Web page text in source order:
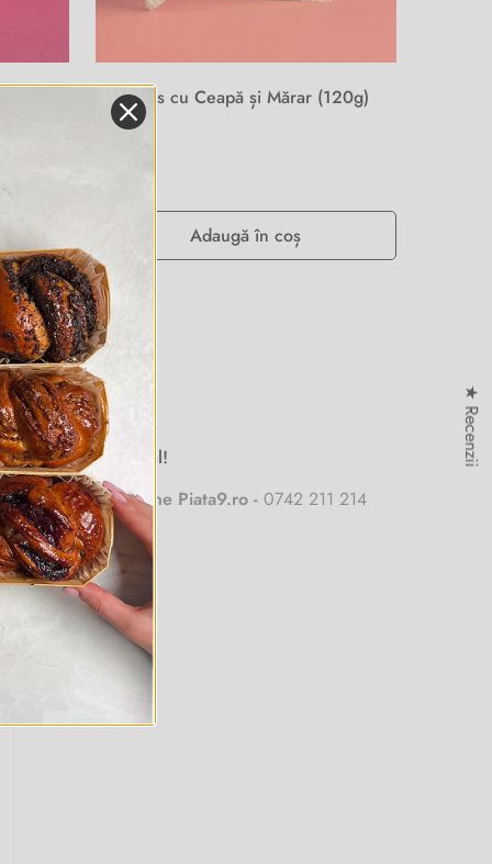
Crackers cu Ceapă și Mărar (120g)
Preț
€6,35
Adaugă în coș
Let's get social!
Comenzi online Piata9.ro -0742 211 214
★ Recenzii